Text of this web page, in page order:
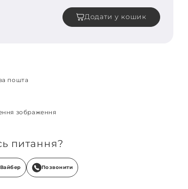
Додати у кошик
пошта
зображення
питання?
Вайбер Позвонити